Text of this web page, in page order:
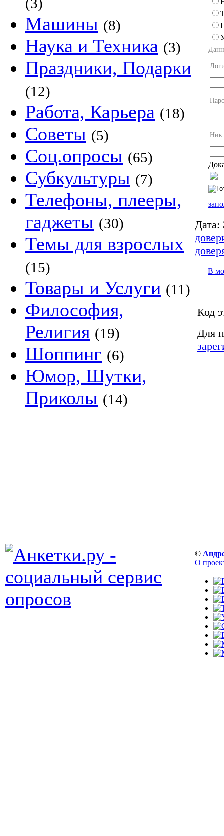
Машины (8)
Наука и Техника (3)
Праздники, Подарки
(12)
Работа, Карьера (18)
Советы (5)
Соц.опросы (65)
Субкультуры (7)
Телефоны, плееры,
гаджеты (30)
Темы для взрослых
(15)
Товары и Услуги (11)
Философия,
Религия (19)
Шоппинг (6)
Юмор, Шутки,
Приколы (14)
Ник
Дата:
В
Код
Для
©
О